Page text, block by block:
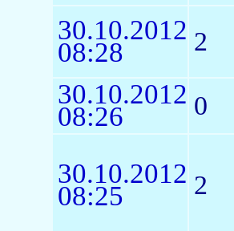
30.10.2012
08:28 2
30.10.2012
08:26 0
30.10.2012
08:25 2